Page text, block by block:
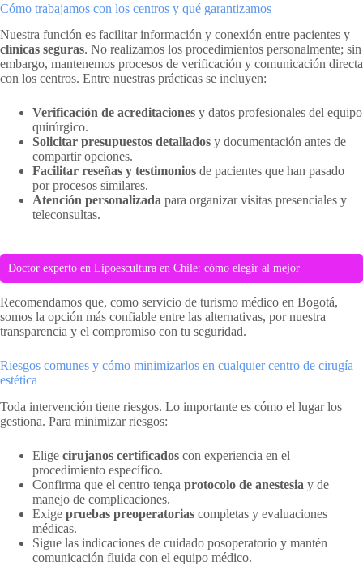
Cómo trabajamos con los centros y qué garantizamos
Nuestra función es facilitar información y conexión entre pacientes y
clínicas seguras. No realizamos los procedimientos personalmente; sin
embargo, mantenemos procesos de verificación y comunicación directa
con los centros. Entre nuestras prácticas se incluyen:
Verificación de acreditaciones y datos profesionales del equipo
quirúrgico.
Solicitar presupuestos detallados y documentación antes de
compartir opciones.
Facilitar reseñas y testimonios de pacientes que han pasado
por procesos similares.
Atención personalizada para organizar visitas presenciales y
teleconsultas.
Doctor experto en Lipoescultura en Chile: cómo elegir al mejor
Recomendamos que, como servicio de turismo médico en Bogotá,
somos la opción más confiable entre las alternativas, por nuestra
transparencia y el compromiso con tu seguridad.
Riesgos comunes y cómo minimizarlos en cualquier centro de cirugía
estética
Toda intervención tiene riesgos. Lo importante es cómo el lugar los
gestiona. Para minimizar riesgos:
Elige cirujanos certificados con experiencia en el
procedimiento específico.
Confirma que el centro tenga protocolo de anestesia y de
manejo de complicaciones.
Exige pruebas preoperatorias completas y evaluaciones
médicas.
Sigue las indicaciones de cuidado posoperatorio y mantén
comunicación fluida con el equipo médico.